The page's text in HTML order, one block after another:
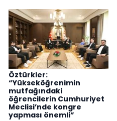
Öztürkler:
“Yükseköğrenimin
mutfağındaki
öğrencilerin Cumhuriyet
Meclisi’nde kongre
yapması önemli”